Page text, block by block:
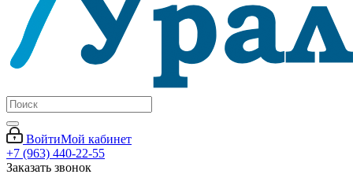
ВойтиМой кабинет
+7 (963) 440-22-55
Заказать звонок